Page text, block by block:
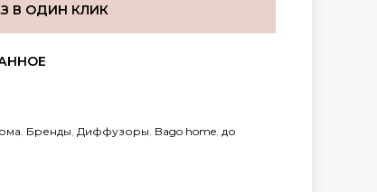
В ОДИН КЛИК
Бренды Диффузоры Bago home до